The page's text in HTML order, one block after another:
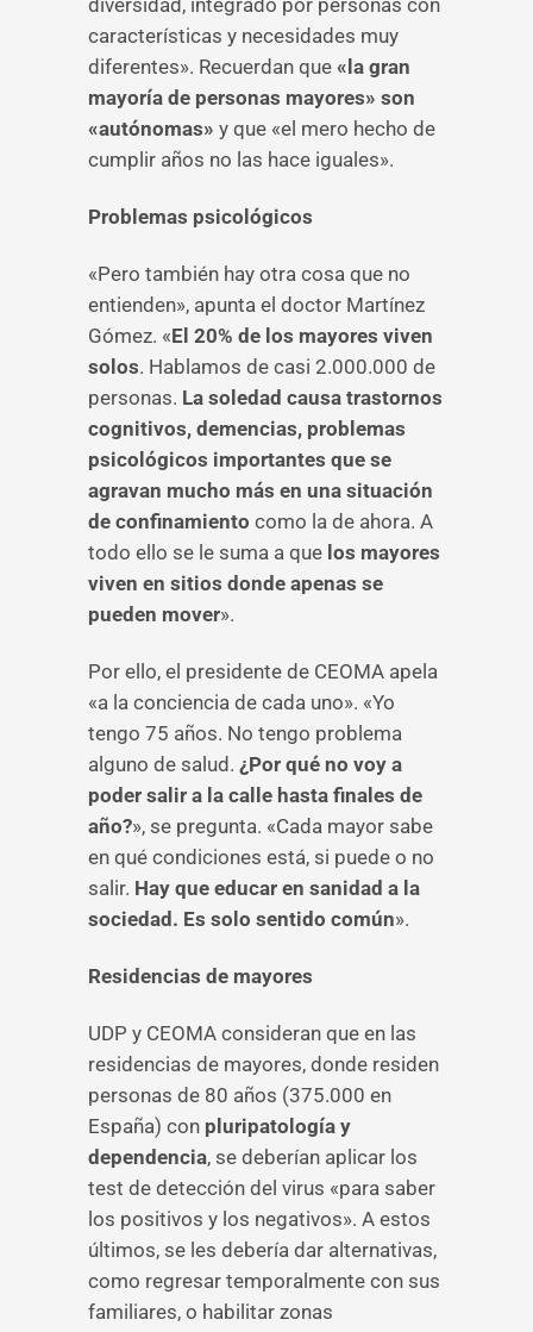
diversidad, integrado por personas con
características y necesidades muy
diferentes». Recuerdan que «la gran
mayoría de personas mayores» son
«autónomas» y que «el mero hecho de
cumplir años no las hace iguales».
Problemas psicológicos
«Pero también hay otra cosa que no
entienden», apunta el doctor Martínez
Gómez. «El 20% de los mayores viven
solos. Hablamos de casi 2.000.000 de
personas. La soledad causa trastornos
cognitivos, demencias, problemas
psicológicos importantes que se
agravan mucho más en una situación
de confinamiento como la de ahora. A
todo ello se le suma a que los mayores
viven en sitios donde apenas se
pueden mover».
Por ello, el presidente de CEOMA apela
«a la conciencia de cada uno». «Yo
tengo 75 años. No tengo problema
alguno de salud. ¿Por qué no voy a
poder salir a la calle hasta finales de
año?», se pregunta. «Cada mayor sabe
en qué condiciones está, si puede o no
salir. Hay que educar en sanidad a la
sociedad. Es solo sentido común».
Residencias de mayores
UDP y CEOMA consideran que en las
residencias de mayores, donde residen
personas de 80 años (375.000 en
España) con pluripatología y
dependencia, se deberían aplicar los
test de detección del virus «para saber
los positivos y los negativos». A estos
últimos, se les debería dar alternativas,
como regresar temporalmente con sus
familiares, o habilitar zonas